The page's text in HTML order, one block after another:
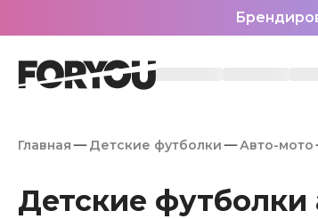
Главная Детские футболки Авто-мото
Детские футболки